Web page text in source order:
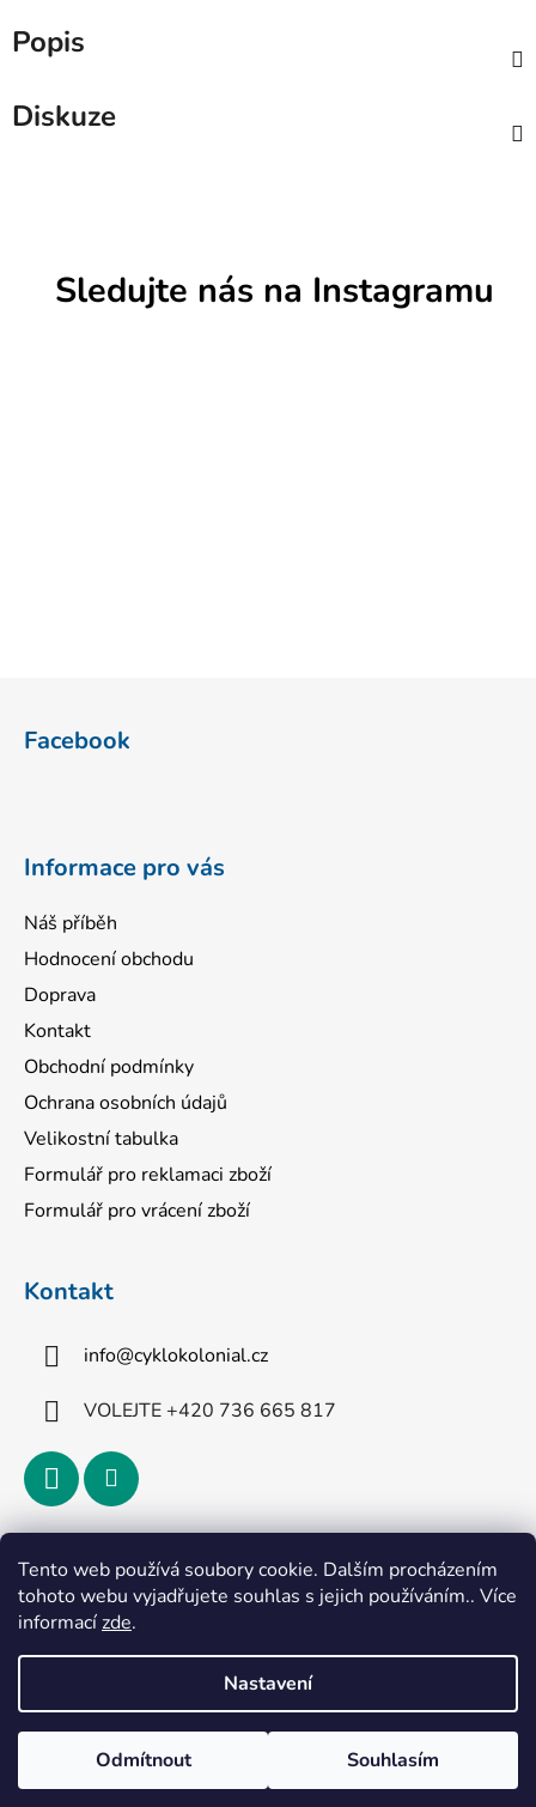
Tento web používá soubory cookie. Dalším procházením
tohoto webu vyjadřujete souhlas s jejich používáním.. Více
informacízde.
Nastavení
Odmítnout Souhlasím
Popis
Diskuze
Sledujte nás na Instagramu
Facebook
Informace pro vás
Náš příběh
Hodnocení obchodu
Doprava
Kontakt
Obchodní podmínky
Ochrana osobních údajů
Velikostní tabulka
Formulář pro reklamaci zboží
Formulář pro vrácení zboží
Kontakt
info@cyklokolonial.cz
VOLEJTE +420 736 665 817
Přijímáme online platby
Vytvořil Shoptet
Copyright 2026
. Všechna práva
vyhrazena.Upravit nastavení cookies